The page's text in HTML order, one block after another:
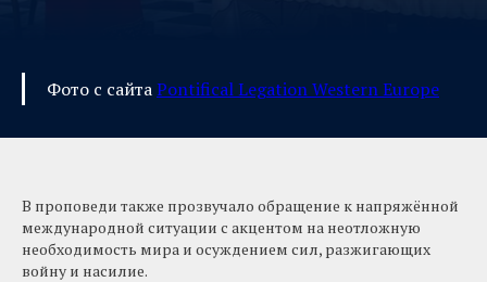
Фото с сайтаPontifical Legation Western Europe
В проповеди также прозвучало обращение к напряжённой
международной ситуации с акцентом на неотложную
необходимость мира и осуждением сил, разжигающих
войну и насилие.